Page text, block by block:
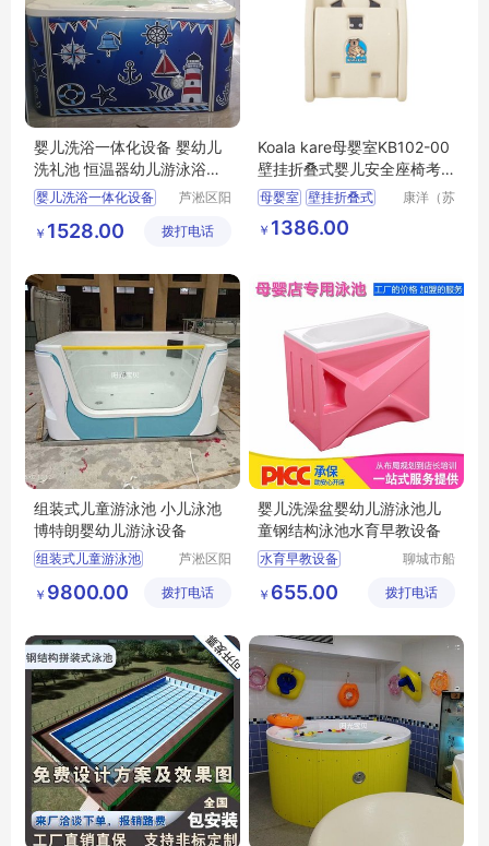
婴儿洗浴一体化设备 婴幼儿
洗礼池 恒温器幼儿游泳浴缸
宝宝缸按摩
婴儿洗浴一体化设备
恒温器幼儿游泳浴缸
芦淞区阳
童游泳馆
￥ 1528.00 拨打电话
Koala kare母婴室KB102-00
壁挂折叠式婴儿安全座椅考
拉婴儿护理台
母婴室 壁挂折叠式
婴儿安全座椅
康洋（苏
￥ 1386.00
组装式儿童游泳池 小儿泳池
博特朗婴幼儿游泳设备
组装式儿童游泳池
博特朗婴幼儿游泳设备
芦淞区阳
童游泳馆
￥ 9800.00 拨打电话
婴儿洗澡盆婴幼儿游泳池儿
童钢结构泳池水育早教设备
水育早教设备
婴幼儿游泳池
聊城市船
乐设备有
￥ 655.00 拨打电话